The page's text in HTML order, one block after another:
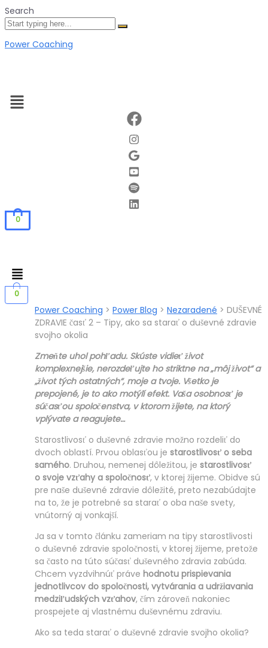
Search
Power Coaching
Menu
0
Menu
0
Power Coaching > Power Blog > Nezaradené > DUŠEVNÉ
ZDRAVIE časť 2 – Tipy, ako sa starať o duševné zdravie
svojho okolia
Zmeňte uhol pohľadu. Skúste vidieť život
komplexnejšie, nerozdeľujte ho striktne na „môj život“ a
„život tých ostatných“, moje a tvoje. Všetko je
prepojené, je to ako motýlí efekt. Vaša osobnosť je
súčasťou spoločenstva, v ktorom žijete, na ktorý
vplývate a reagujete…
Starostlivosť o duševné zdravie možno rozdeliť do
dvoch oblastí. Prvou oblasťou je starostlivosť o seba
samého. Druhou, nemenej dôležitou, je starostlivosť
o svoje vzťahy a spoločnosť, v ktorej žijeme. Obidve sú
pre naše duševné zdravie dôležité, preto nezabúdajte
na to, že je potrebné sa starať o oba naše svety,
vnútorný aj vonkajší.
Ja sa v tomto článku zameriam na tipy starostlivosti
o duševné zdravie spoločnosti, v ktorej žijeme, pretože
sa často na túto súčasť duševného zdravia zabúda.
Chcem vyzdvihnúť práve hodnotu prispievania
jednotlivcov do spoločnosti, vytvárania a udržiavania
medziľudských vzťahov, čím zároveň nakoniec
prospejete aj vlastnému duševnému zdraviu.
Ako sa teda starať o duševné zdravie svojho okolia?